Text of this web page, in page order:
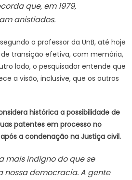
que, em 1979,
anistiados.
o professor da UnB, até hoje
transição efetiva, com memória,
lado, o pesquisador entende que
a visão, inclusive, que os outros
histórica a possibilidade de
patentes em processo no
a condenação na Justiça civil.
mais indigno do que se
nossa democracia. A gente